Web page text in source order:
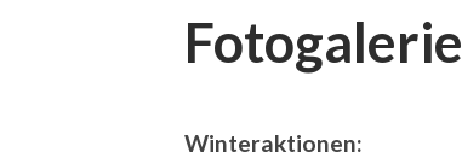
Fotogalerie
Winteraktionen: